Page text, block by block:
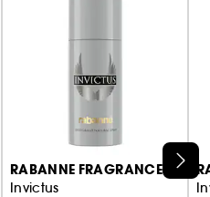
RABANNE FRAGRANCES
Invictus